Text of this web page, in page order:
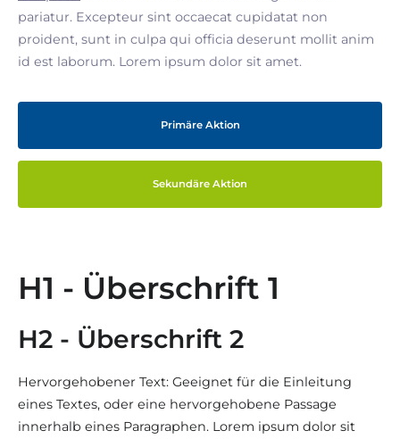
pariatur. Excepteur sint occaecat cupidatat non
proident, sunt in culpa qui officia deserunt mollit anim
id est laborum. Lorem ipsum dolor sit amet.
Primäre Aktion
Sekundäre Aktion
H1 - Überschrift 1
H2 - Überschrift 2
Hervorgehobener Text: Geeignet für die Einleitung
eines Textes, oder eine hervorgehobene Passage
innerhalb eines Paragraphen. Lorem ipsum dolor sit